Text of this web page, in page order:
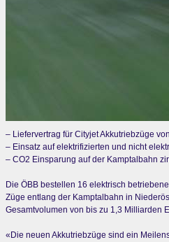
– Liefervertrag für Cityjet Akkutriebzüge
– Einsatz auf elektrifizierten und nicht
– CO2 Einsparung auf der Kamptalbahn
Die ÖBB bestellen 16 elektrisch
Züge entlang der Kamptalbahn in
Gesamtvolumen von bis zu 1,3 Milliarden
«Die neuen Akkutriebzüge sind ein